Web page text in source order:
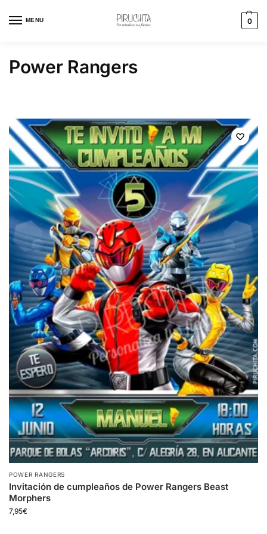
MENU 0
Power Rangers
POWER RANGERS
Invitación de cumpleaños de Power Rangers Beast
Morphers
7,95€